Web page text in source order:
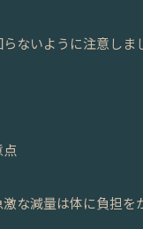
ないように注意しま
な減量は体に負担を